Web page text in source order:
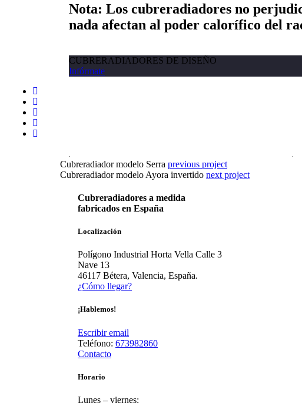
Nota: Los cubreradiadores no
nada afectan al poder calorífico del
CUBRERADIADORES DE DISEÑO
Infórmate
Cubreradiador modelo Serra previous project
Cubreradiador modelo Ayora invertido next project
Cubreradiadores a medida
fabricados en España
Localización
Polígono Industrial Horta Vella Calle 3
Nave 13
46117 Bétera, Valencia, España.
¿Cómo llegar?
¡Hablemos!
Escribir email
Teléfono: 673982860
Contacto
Horario
Lunes – viernes: